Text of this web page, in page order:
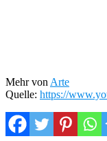
Mehr von Arte
Quelle: https://